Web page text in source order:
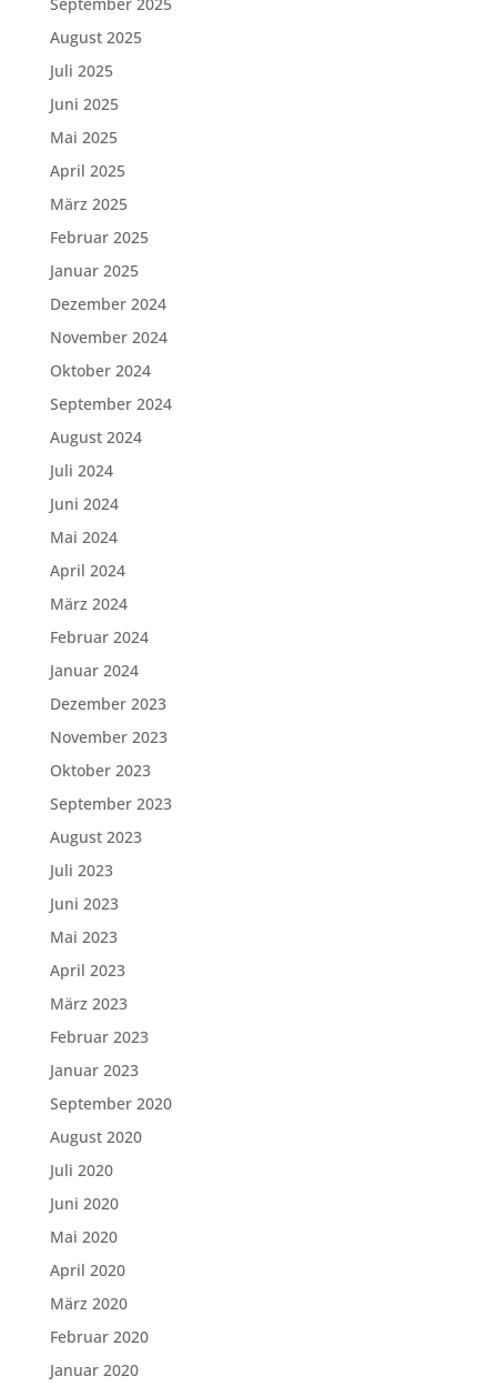
August 2025
Juli 2025
Juni 2025
Mai 2025
April 2025
März 2025
Februar 2025
Januar 2025
Dezember 2024
November 2024
Oktober 2024
September 2024
August 2024
Juli 2024
Juni 2024
Mai 2024
April 2024
März 2024
Februar 2024
Januar 2024
Dezember 2023
November 2023
Oktober 2023
September 2023
August 2023
Juli 2023
Juni 2023
Mai 2023
April 2023
März 2023
Februar 2023
Januar 2023
September 2020
August 2020
Juli 2020
Juni 2020
Mai 2020
April 2020
März 2020
Februar 2020
Januar 2020